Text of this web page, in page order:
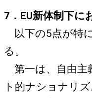
7．EU新体制下に
以下の5点が特
る。
第一は、自由主
ト的ナショナリ